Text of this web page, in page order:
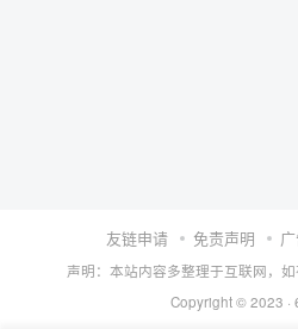
友链申请 免责声明
声明：本站内容多整理于互联网，如
Copyright © 2023 ·